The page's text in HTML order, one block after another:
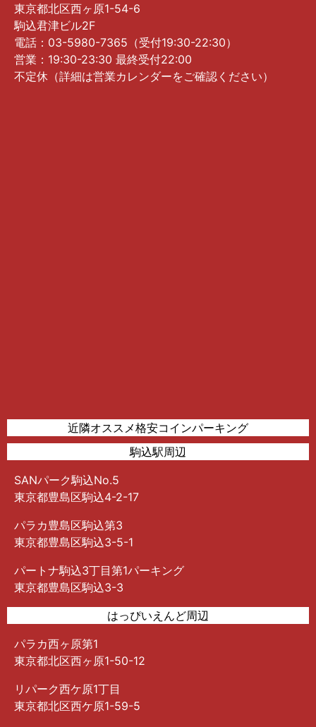
東京都北区西ヶ原1-54-6
駒込君津ビル2F
電話：03-5980-7365（受付19:30-22:30）
営業：19:30-23:30 最終受付22:00
不定休（詳細は営業カレンダーをご確認ください）
近隣オススメ格安コインパーキング
駒込駅周辺
SANパーク駒込No.5
東京都豊島区駒込4-2-17
パラカ豊島区駒込第3
東京都豊島区駒込3-5-1
パートナ駒込3丁目第1パーキング
東京都豊島区駒込3-3
はっぴいえんど周辺
パラカ西ヶ原第1
東京都北区西ヶ原1-50-12
リパーク西ケ原1丁目
東京都北区西ケ原1-59-5